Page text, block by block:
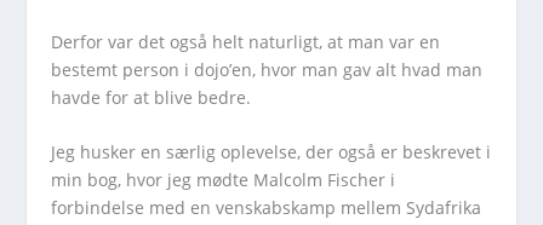
Derfor var det også helt naturligt, at man var en
bestemt person i dojo’en, hvor man gav alt hvad man
havde for at blive bedre.
Jeg husker en særlig oplevelse, der også er beskrevet i
min bog, hvor jeg mødte Malcolm Fischer i
forbindelse med en venskabskamp mellem Sydafrika